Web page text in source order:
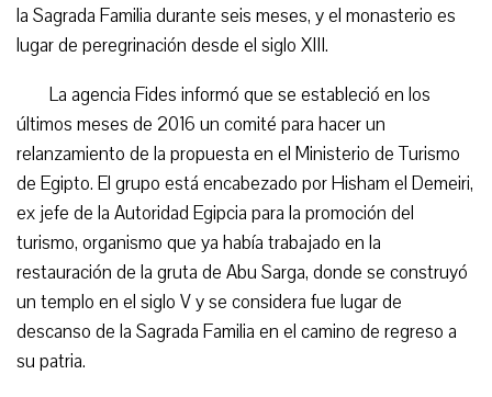
la Sagrada Familia durante seis meses, y el monasterio es
lugar de peregrinación desde el siglo XIII.
La agencia Fides informó que se estableció en los
últimos meses de 2016 un comité para hacer un
relanzamiento de la propuesta en el Ministerio de Turismo
de Egipto. El grupo está encabezado por Hisham el Demeiri,
ex jefe de la Autoridad Egipcia para la promoción del
turismo, organismo que ya había trabajado en la
restauración de la gruta de Abu Sarga, donde se construyó
un templo en el siglo V y se considera fue lugar de
descanso de la Sagrada Familia en el camino de regreso a
su patria.